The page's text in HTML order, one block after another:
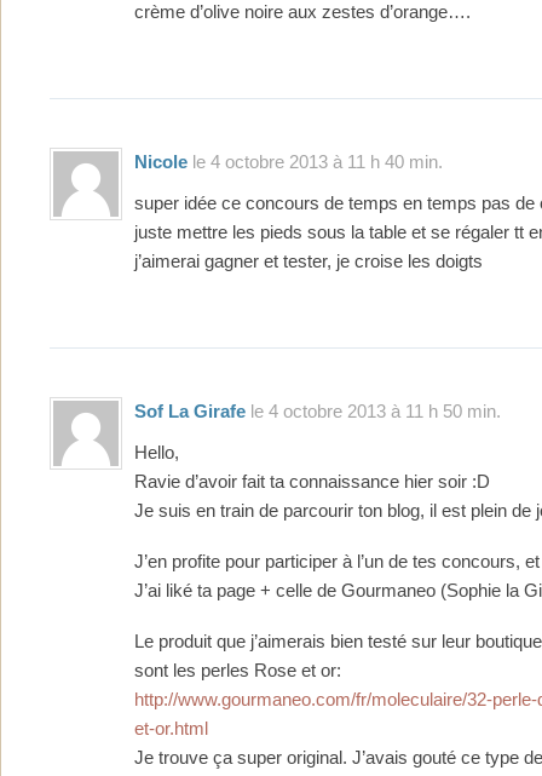
crème d’olive noire aux zestes d’orange….
Nicole le 4 octobre 2013 à 11 h 40 min.
super idée ce concours de temps en temps pas de
juste mettre les pieds sous la table et se régaler tt
j’aimerai gagner et tester, je croise les doigts
Sof La Girafe le 4 octobre 2013 à 11 h 50 min.
Hello,
Ravie d’avoir fait ta connaissance hier soir :D
Je suis en train de parcourir ton blog, il est plein de
J’en profite pour participer à l’un de tes concours,
J’ai liké ta page + celle de Gourmaneo (Sophie la
Le produit que j’aimerais bien testé sur leur
sont les perles Rose et or:
http://www.gourmaneo.com/fr/moleculaire/32-
et-or.html
Je trouve ça super original. J’avais gouté ce type